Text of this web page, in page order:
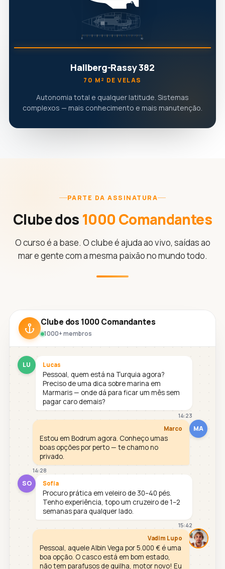
Hallberg-Rassy 382
70 M² DE VELAS
Autonomia total e qualquer latitude. Sistemas
complexos — mais conhecimento e mais manutenção.
PARTE DA ASSINATURA
Clube dos 1000 Comandantes
O curso é a base. O clube é ajuda ao vivo, saídas ao
mar e gente com a mesma paixão no mundo todo.
Clube dos 1000 Comandantes
1000+ membros
LU Lucas
Pessoal, quem está na Turquia agora?
Preciso de uma dica sobre marina em
Marmaris — onde dá para ficar um mês sem
pagar caro demais?
14:23
MA
Marco
Estou em Bodrum agora. Conheço umas
boas opções por perto — te chamo no
privado.
14:28
SO Sofia
Procuro prática em veleiro de 30–40 pés.
Tenho experiência, topo um cruzeiro de 1–2
semanas para qualquer lado.
15:42
Vadim Lupo
Pessoal, aquele Albin Vega por 5.000 € é uma
boa opção. O casco está em bom estado,
não tem parafusos de quilha, motor novo! Eu